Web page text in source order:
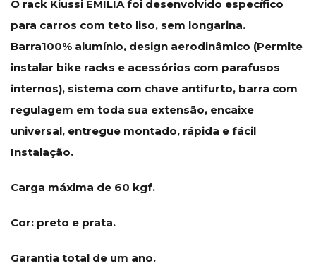
O rack Kiussi EMILIA foi desenvolvido específico
para carros com teto liso, sem longarina.
Barra100% alumínio, design aerodinâmico (Permite
instalar bike racks e acessórios com parafusos
internos), sistema com chave antifurto, barra com
regulagem em toda sua extensão, encaixe
universal, entregue montado, rápida e fácil
Instalação.
Carga máxima de 60 kgf.
Cor: preto e prata.
Garantia total de um ano.